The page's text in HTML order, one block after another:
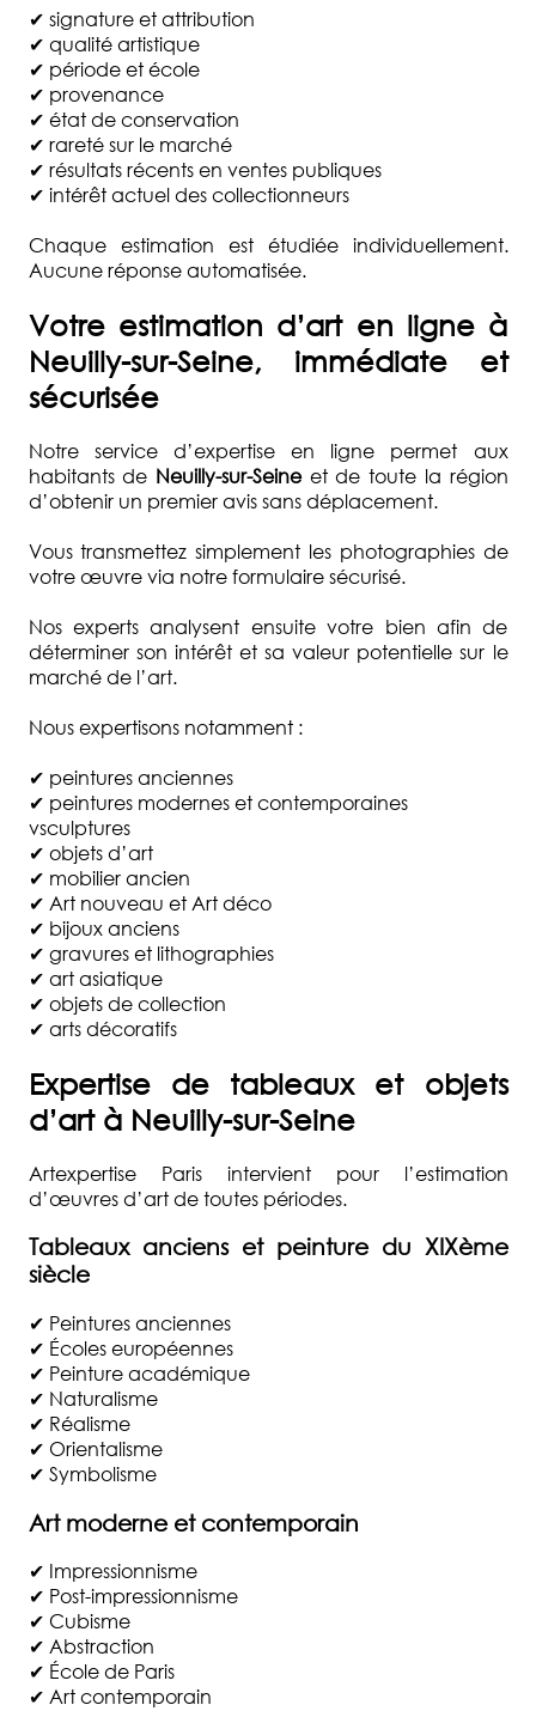
QUI
SOMMES-
NOUS
DEMANDE
D'ESTIMATION
PRISEUR
FAQ
✔ signature et attribution
✔ qualité artistique
✔ période et école
✔ provenance
✔ état de conservation
✔ rareté sur le marché
✔ résultats récents en ventes publiques
✔ intérêt actuel des collectionneurs
Chaque estimation est étudiée individuellement.
Aucune réponse automatisée.
Votre estimation d’art en ligne à
Neuilly-sur-Seine, immédiate et
sécurisée
Notre service d’expertise en ligne permet aux
habitants de Neuilly-sur-Seineet de toute la région
d’obtenir un premier avis sans déplacement.
Vous transmettez simplement les photographies de
votre œuvre via notre formulaire sécurisé.
Nos experts analysent ensuite votre bien afin de
déterminer son intérêt et sa valeur potentielle sur le
marché de l’art.
Nous expertisons notamment :
✔ peintures anciennes
✔ peintures modernes et contemporaines
vsculptures
✔ objets d’art
✔ mobilier ancien
✔ Art nouveau et Art déco
✔ bijoux anciens
✔ gravures et lithographies
✔ art asiatique
✔ objets de collection
✔ arts décoratifs
Expertise de tableaux et objets
d’art à Neuilly-sur-Seine
Artexpertise Paris intervient pour l’estimation
d’œuvres d’art de toutes périodes.
Tableaux anciens et peinture du XIXème
siècle
✔ Peintures anciennes
✔ Écoles européennes
✔ Peinture académique
✔ Naturalisme
✔ Réalisme
✔ Orientalisme
✔ Symbolisme
Art moderne et contemporain
✔ Impressionnisme
✔ Post-impressionnisme
✔ Cubisme
✔ Abstraction
✔ École de Paris
✔ Art contemporain